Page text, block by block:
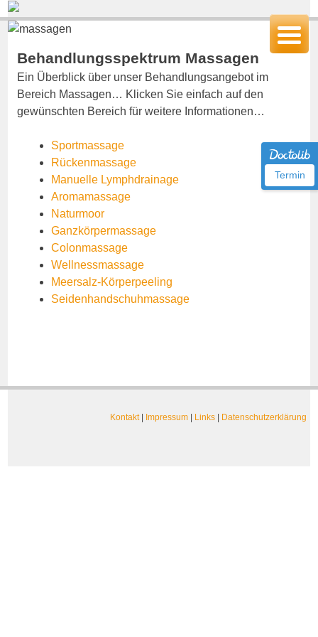
Behandlungsspektrum Massagen
Ein Überblick über unser Behandlungsangebot im
Bereich Massagen… Klicken Sie einfach auf den
gewünschten Bereich für weitere Informationen…
Sportmassage
Rückenmassage
Manuelle Lymphdrainage
Aromamassage
Naturmoor
Ganzkörpermassage
Colonmassage
Wellnessmassage
Meersalz-Körperpeeling
Seidenhandschuhmassage
Termin
Kontakt| Impressum Links Datenschutzerklärung